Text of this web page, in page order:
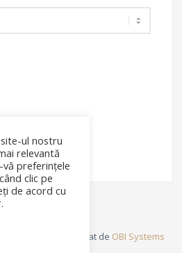
® - Site dezvoltat de OBI Systems
ul nostru
relevantă
preferințele
clic pe
de acord cu